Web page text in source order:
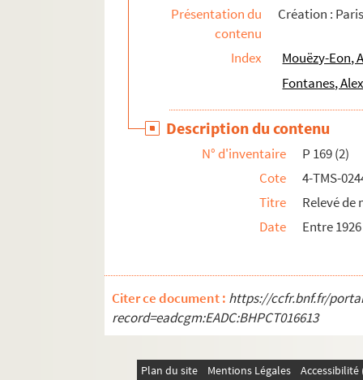
Prosper Dinaux, Eugène Sue. Les pontons :
Octave Mirbeau. Le portefeuille : comédie en
Pierre Sauvil et Eric Assous. Le portefeuille.
Alexandre Fontanes. Le porteur aux Halles
Xavier de Montépin, Jules Dornay. La
Frantz Beauvallet. Le portier du no 15 :
Henry Bataille. La possession : pièce en 4
William Busnach. Pot-Bouille : pièce en 5
Montague Glass. Potash et Perlmutter :
René Peter, Henri Falck. Pouche : pièce en 3
Henri Mathonnet de Saint Georges. La
Auguste Achaume, Marcel Nancey. Une
Jeanne Furrer. La poupée : drame en 1 acte
Présentation du
contenu
Création :
Index
Mouëzy-Eon,
Fontanes,
Description du contenu
N° d'inventaire
P 169 (2)
Cote
4-TMS-
Titre
Relevé de
Date
Entre
Citer ce document : https://ccfr.bnf.fr/
record=eadcgm:EADC:BHPCT016613
Plan du site Mentions Légales